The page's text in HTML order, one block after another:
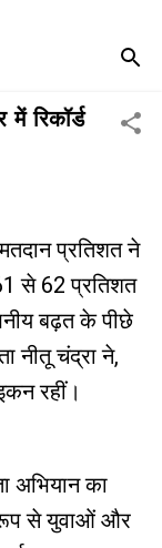
रिकॉर्ड
प्रतिशत ने
से 62 प्रतिशत
बढ़त के पीछे
नीतू चंद्रा ने,
रहीं।
अभियान का
रूप से युवाओं और